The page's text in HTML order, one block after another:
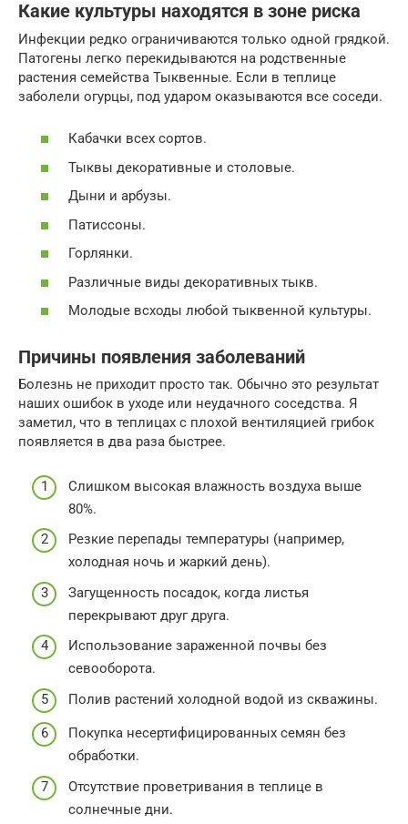
Какие культуры находятся в зоне риска
Инфекции редко ограничиваются только одной грядкой.
Патогены легко перекидываются на родственные
растения семейства Тыквенные. Если в теплице
заболели огурцы, под ударом оказываются все соседи.
Кабачки всех сортов.
Тыквы декоративные и столовые.
Дыни и арбузы.
Патиссоны.
Горлянки.
Различные виды декоративных тыкв.
Молодые всходы любой тыквенной культуры.
Причины появления заболеваний
Болезнь не приходит просто так. Обычно это результат
наших ошибок в уходе или неудачного соседства. Я
заметил, что в теплицах с плохой вентиляцией грибок
появляется в два раза быстрее.
Слишком высокая влажность воздуха выше
80%.
Резкие перепады температуры (например,
холодная ночь и жаркий день).
Загущенность посадок, когда листья
перекрывают друг друга.
Использование зараженной почвы без
севооборота.
Полив растений холодной водой из скважины.
Покупка несертифицированных семян без
обработки.
Отсутствие проветривания в теплице в
солнечные дни.